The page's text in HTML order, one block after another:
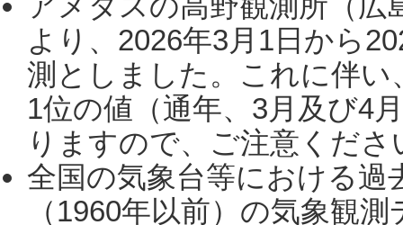
より、2026年3月1日から
測としました。これに伴い
1位の値（通年、3月及び4
りますので、ご注意くだ
全国の気象台等における過
（1960年以前）の気象観